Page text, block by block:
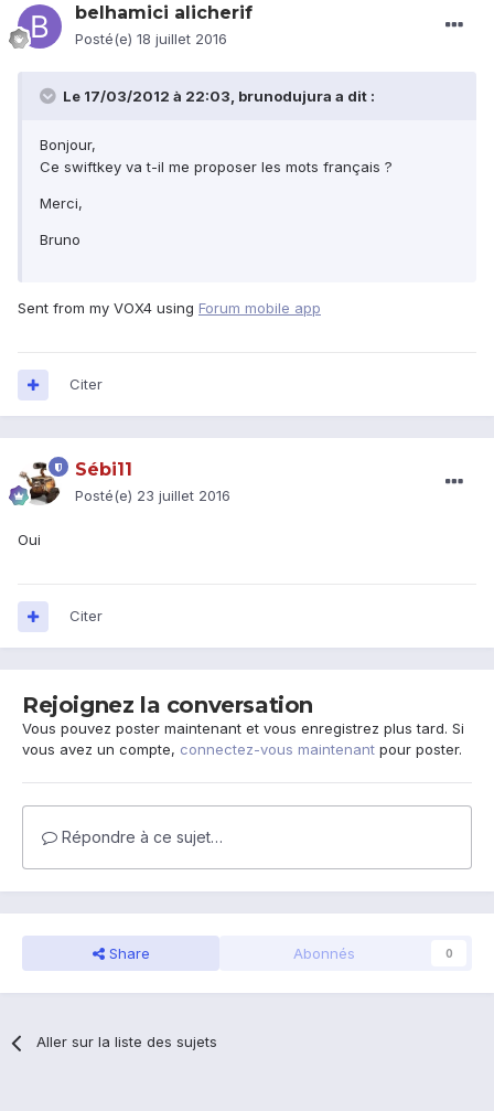
belhamici alicherif
Posté(e) 18 juillet 2016
Le 17/03/2012 à 22:03, brunodujura a dit :
Bonjour,
Ce swiftkey va t-il me proposer les mots français ?
Merci,
Bruno
Sent from my VOX4 using Forum mobile app
Citer
Sébi11
Posté(e) 23 juillet 2016
Oui
Citer
Rejoignez la conversation
Vous pouvez poster maintenant et vous enregistrez plus tard. Si
vous avez un compte, connectez-vous maintenant pour poster.
Répondre à ce sujet…
Share Abonnés 0
Aller sur la liste des sujets